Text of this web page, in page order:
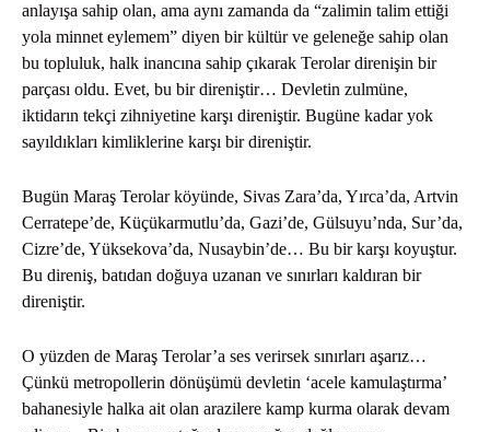
anlayışa sahip olan, ama aynı zamanda da “zalimin talim ettiği
yola minnet eylemem” diyen bir kültür ve geleneğe sahip olan
bu topluluk, halk inancına sahip çıkarak Terolar direnişin bir
parçası oldu. Evet, bu bir direniştir… Devletin zulmüne,
iktidarın tekçi zihniyetine karşı direniştir. Bugüne kadar yok
sayıldıkları kimliklerine karşı bir direniştir.
Bugün Maraş Terolar köyünde, Sivas Zara’da, Yırca’da, Artvin
Cerratepe’de, Küçükarmutlu’da, Gazi’de, Gülsuyu’nda, Sur’da,
Cizre’de, Yüksekova’da, Nusaybin’de… Bu bir karşı koyuştur.
Bu direniş, batıdan doğuya uzanan ve sınırları kaldıran bir
direniştir.
O yüzden de Maraş Terolar’a ses verirsek sınırları aşarız…
Çünkü metropollerin dönüşümü devletin ‘acele kamulaştırma’
bahanesiyle halka ait olan arazilere kamp kurma olarak devam